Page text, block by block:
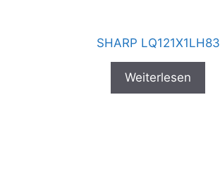
SHARP LQ121X1LH83
Weiterlesen